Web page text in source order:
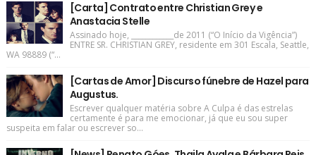
[Carta] Contrato entre Christian Grey e
Anastacia Stelle
Assinado hoje, ____________de 2011 (“O Início da Vigência”)
ENTRE SR. CHRISTIAN GREY, residente em 301 Escala, Seattle,
WA 98889 (“...
[Cartas de Amor] Discurso fúnebre de Hazel para
Augustus.
Escrever qualquer matéria sobre A Culpa é das estrelas
certamente é para me emocionar, já que eu sou super
suspeita em falar ou escrever so...